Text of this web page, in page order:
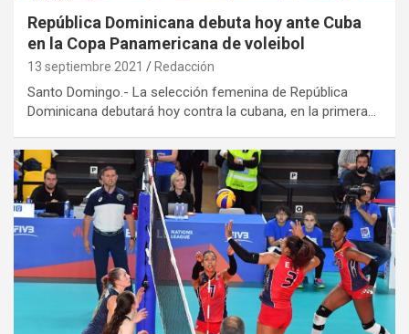
República Dominicana debuta hoy ante Cuba
en la Copa Panamericana de voleibol
13 septiembre 2021 Redacción
Santo Domingo.- La selección femenina de República
Dominicana debutará hoy contra la cubana, en la primera…